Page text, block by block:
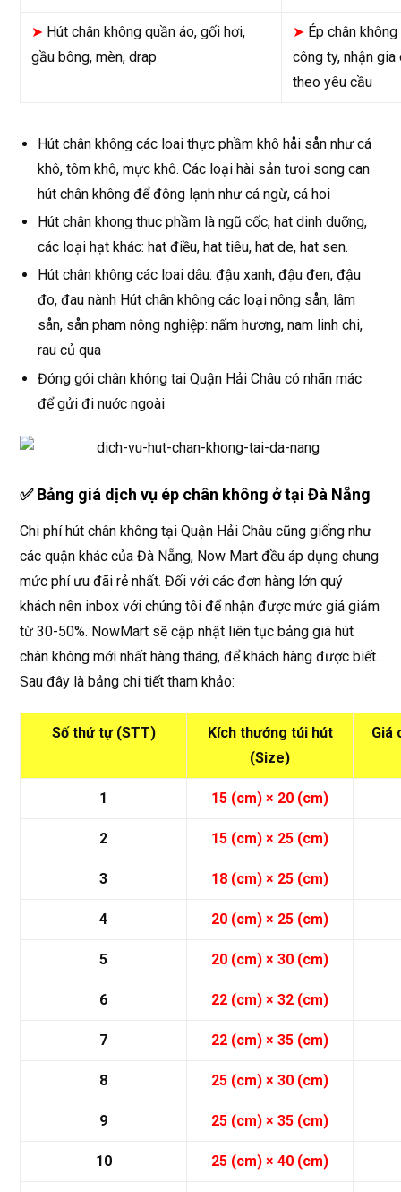
➤ Hút chân không quần áo, gối hơi,
gầu bông, mèn, drap
➤ Ép chân
công ty, nhận
theo yêu cầu
Hút chân không các loai thực phầm khô håi sån như cá
khô, tôm khô, mực khô. Các loại hài sản tưoi song can
hút chân không để đông lạnh như cá ngừ, cá hoi
Hút chân khong thuc phầm là ngũ cốc, hat dinh duỡng,
các loại hạt khác: hat điều, hat tiêu, hat de, hat sen.
Hút chân không các loai dâu: đậu xanh, đậu đen, đậu
đo, đau nành Hút chân không các loại nông sån, lâm
sån, sån pham nông nghiệp: nấm hương, nam linh chi,
rau củ qua
Đóng gói chân không tai Quận Hải Châu có nhãn mác
để gửi đi nuớc ngoài
✅Bảng giá dịch vụ ép chân không ở tại Đà Nẵng
Chi phí hút chân không tại Quận Hải Châu cũng giống như
các quận khác của Đà Nẵng, Now Mart đều áp dụng chung
mức phí ưu đãi rẻ nhất. Đối với các đơn hàng lớn quý
khách nên inbox với chúng tôi để nhận được mức giá giảm
từ 30-50%. NowMart sẽ cập nhật liên tục bảng giá hút
chân không mới nhất hàng tháng, để khách hàng được biết.
Sau đây là bảng chi tiết tham khảo:
Số thứ tự (STT)
Kích thướng túi hút
(Size)
Giá
1 15 (cm) × 20 (cm)
2 15 (cm) × 25 (cm)
3 18 (cm) × 25 (cm)
4 20 (cm) × 25 (cm)
5 20 (cm) × 30 (cm)
6 22 (cm) × 32 (cm)
7 22 (cm) × 35 (cm)
8 25 (cm) × 30 (cm)
9 25 (cm) × 35 (cm)
10 25 (cm) × 40 (cm)